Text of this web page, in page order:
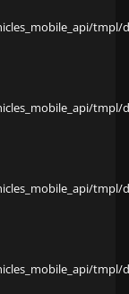
tmpl/
tmpl/
tmpl/
tmpl/